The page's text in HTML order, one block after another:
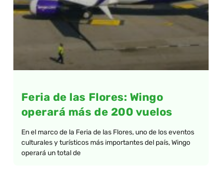
Feria de las Flores: Wingo
operará más de 200 vuelos
En el marco de la Feria de las Flores, uno de los eventos
culturales y turísticos más importantes del país, Wingo
operará un total de